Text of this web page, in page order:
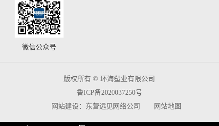
微信公众号
版权所有 © 环海塑业有限公司
鲁ICP备2020037250号
网 站建设： 东营远见网络公司 网站地图